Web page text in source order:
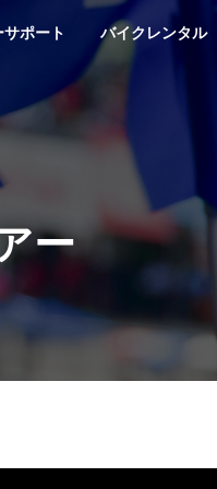
ポート バイクレンタル
ー